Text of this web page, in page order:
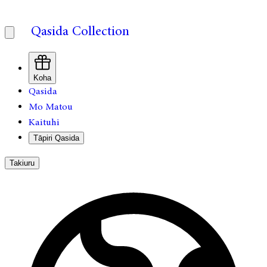
Qasida Collection
Koha
Qasida
Mo Matou
Kaituhi
Tāpiri Qasida
Takiuru